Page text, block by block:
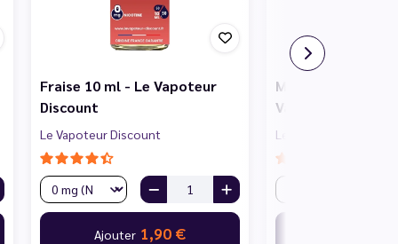
Fraise 10 ml - Le Vapoteur
Discount
Le Vapoteur Discount
Ajouter 1,90 €
Menthe
Vapoteur
Le Vapoteur Discount